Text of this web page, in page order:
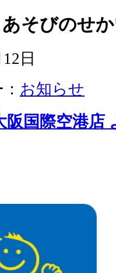
そびのせ
日
お知らせ
阪国際空港店